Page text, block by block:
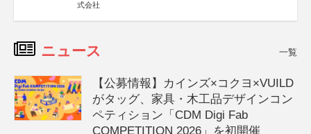
式会社
ニュース 一覧
【公募情報】カインズ×コクヨ×VUILD
がタッグ、家具・木工品デザインコン
ペティション「CDM Digi Fab
COMPETITION 2026」を初開催